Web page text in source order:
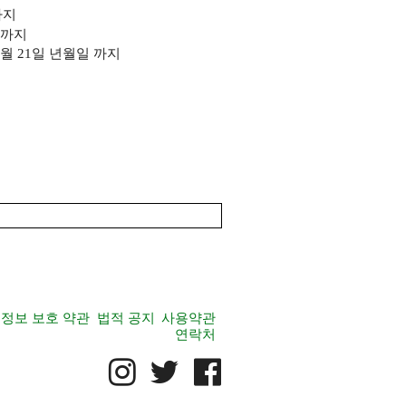
지
21일 년월일 까지
사용약관
법적 공지
보 보호 약관
연락처